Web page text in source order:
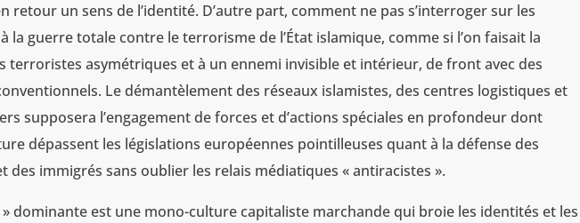
retour un sens de l’identité. D’autre part, comment ne pas s’interroger sur les
la guerre totale contre le terrorisme de l’État islamique, comme si l’on faisait la
terroristes asymétriques et à un ennemi invisible et intérieur, de front avec des
Le démantèlement des réseaux islamistes, des centres logistiques et
supposera l’engagement de forces et d’actions spéciales en profondeur dont
dépassent les législations européennes pointilleuses quant à la défense des
des immigrés sans oublier les relais médiatiques « antiracistes ».
dominante est une mono-culture capitaliste marchande qui broie les identités et les